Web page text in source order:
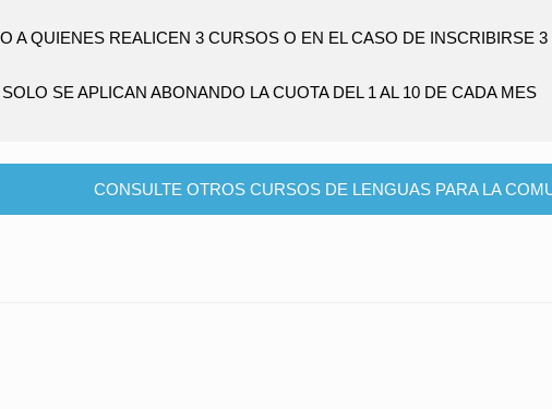
A QUIENES REALICEN 3 CURSOS O EN EL CASO DE INSCRIBIRSE
SE APLICAN ABONANDO LA CUOTA DEL 1 AL 10 DE CADA MES
CONSULTE OTROS CURSOS DE LENGUAS PARA LA